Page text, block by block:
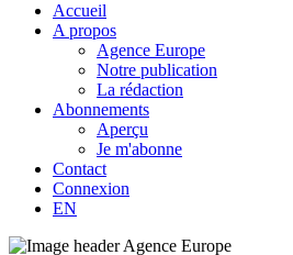
Accueil
A propos
Agence Europe
Notre publication
La rédaction
Abonnements
Aperçu
Je m'abonne
Contact
Connexion
EN